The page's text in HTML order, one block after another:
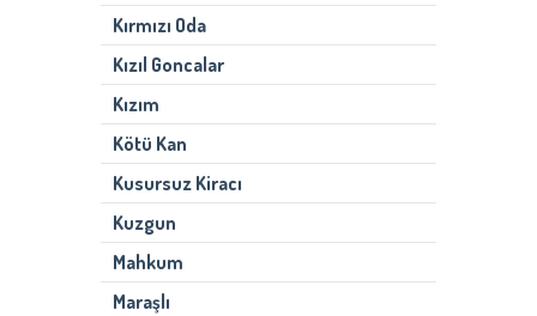
Kırmızı Oda
Kızıl Goncalar
Kızım
Kötü Kan
Kusursuz Kiracı
Kuzgun
Mahkum
Maraşlı